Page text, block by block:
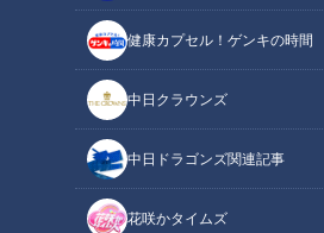
健康カプセル！ゲンキの時間
中日クラウンズ
中日ドラゴンズ関連記事
花咲かタイムズ
記事に戻る